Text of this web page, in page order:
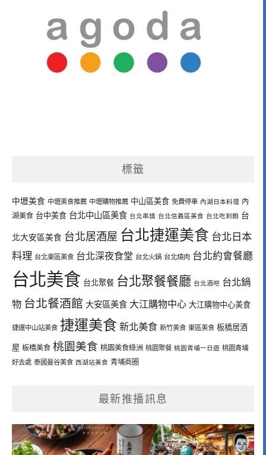
標籤
中壢美食 中壢美食推薦 中壢購物推薦 中山區美食 免費停車 內湖日本料理 內
湖美食 台中美食 台北中山區美食 台北串燒 台北信義區美食 台北吃到飽 台
北大安區美食 台北居酒屋 台北捷運美食 台北日本
料理 台北東區美食 台北深夜食堂 台北火鍋 台北燒肉 台北約會餐廳
台北美食 台北聚餐 台北聚餐餐廳 台北酒吧 台北鍋
物 台北餐酒館 大安區美食 大江購物中心 大江購物中心美食
捷運中山站美食 捷運美食 新北美食 新竹美食 東區美食 板橋居酒
屋 板橋美食 桃園美食 桃園美食綠洲 桃園聚餐 桃園青埔一日遊 桃園青埔
好去處 泰國曼谷美食 西湖站美食 青埔商圈
最新推播訊息